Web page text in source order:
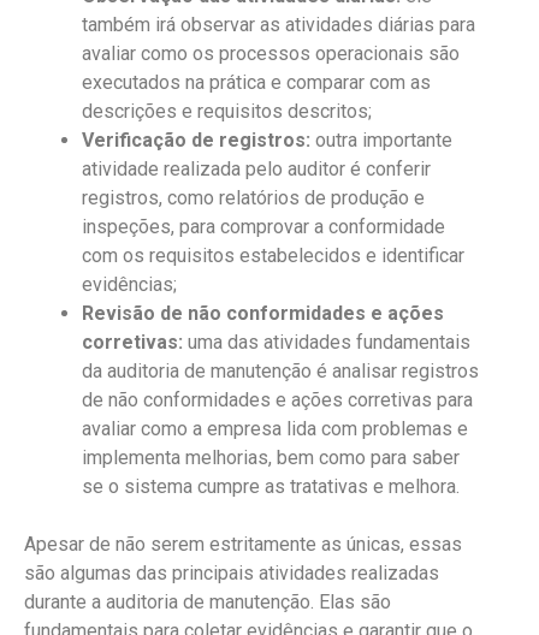
também irá observar as atividades diárias para
avaliar como os processos operacionais são
executados na prática e comparar com as
descrições e requisitos descritos;
Verificação de registros: outra importante
atividade realizada pelo auditor é conferir
registros, como relatórios de produção e
inspeções, para comprovar a conformidade
com os requisitos estabelecidos e identificar
evidências;
Revisão de não conformidades e ações
corretivas: uma das atividades fundamentais
da auditoria de manutenção é analisar registros
de não conformidades e ações corretivas para
avaliar como a empresa lida com problemas e
implementa melhorias, bem como para saber
se o sistema cumpre as tratativas e melhora.
Apesar de não serem estritamente as únicas, essas
são algumas das principais atividades realizadas
durante a auditoria de manutenção. Elas são